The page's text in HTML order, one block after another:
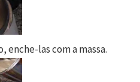
enche-las com a massa.